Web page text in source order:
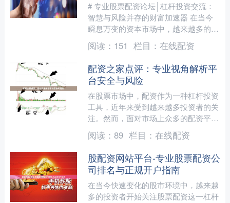
# 专业股票配资论坛│杠杆投资交流：
智慧与风险并存的财富加速器 在当今
瞬息万变的资本市场中，越来越多的投
资者开始关注杠杆投资这一高效但高风
险的财富增值方式。作为....
阅读： 151 栏目： 在线配资
配资之家点评：专业视角解析平
台安全与风险
在股票市场中，配资作为一种杠杆投资
工具，近年来受到越来越多投资者的关
注。然而，面对市场上众多的配资平
台，如何辨别其安全性与风险，成为投
资者必须面对的重要课题。本....
阅读： 89 栏目： 在线配资
股配资网站平台-专业股票配资公
司排名与正规开户指南
在当今快速变化的股市环境中，越来越
多的投资者开始关注股票配资这一杠杆